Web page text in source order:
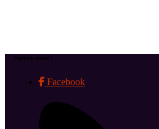
Suivez-nous !
Facebook